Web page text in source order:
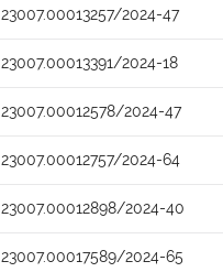
23007.00013257/2024-47
23007.00013391/2024-18
23007.00012578/2024-47
23007.00012757/2024-64
23007.00012898/2024-40
23007.00017589/2024-65